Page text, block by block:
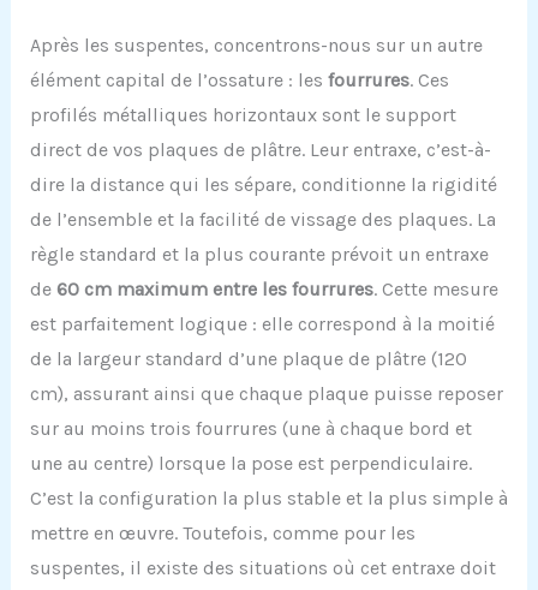
Après les suspentes, concentrons-nous sur un autre
élément capital de l’ossature : les fourrures. Ces
profilés métalliques horizontaux sont le support
direct de vos plaques de plâtre. Leur entraxe, c’est-à-
dire la distance qui les sépare, conditionne la rigidité
de l’ensemble et la facilité de vissage des plaques. La
règle standard et la plus courante prévoit un entraxe
de 60 cm maximum entre les fourrures. Cette mesure
est parfaitement logique : elle correspond à la moitié
de la largeur standard d’une plaque de plâtre (120
cm), assurant ainsi que chaque plaque puisse reposer
sur au moins trois fourrures (une à chaque bord et
une au centre) lorsque la pose est perpendiculaire.
C’est la configuration la plus stable et la plus simple à
mettre en œuvre. Toutefois, comme pour les
suspentes, il existe des situations où cet entraxe doit